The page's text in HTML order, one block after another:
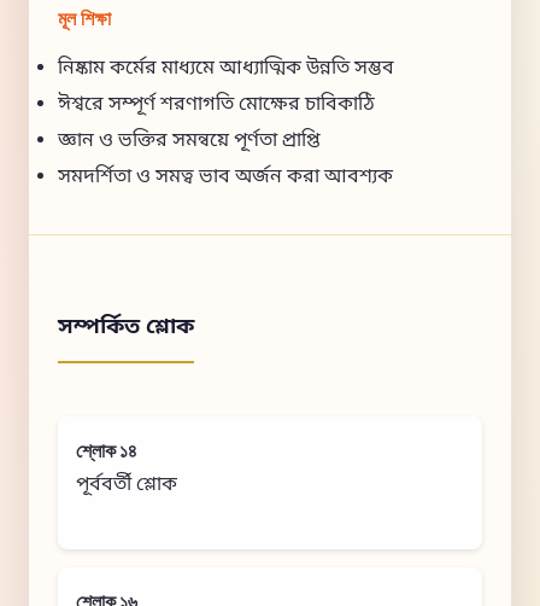
মূল শিক্ষা
নিষ্কাম কর্মের মাধ্যমে আধ্যাত্মিক উন্নতি সম্ভব
ঈশ্বরে সম্পূর্ণ শরণাগতি মোক্ষের চাবিকাঠি
জ্ঞান ও ভক্তির সমন্বয়ে পূর্ণতা প্রাপ্তি
সমদর্শিতা ও সমত্ব ভাব অর্জন করা আবশ্যক
সম্পর্কিত শ্লোক
শ্লোক ১৪
পূর্ববর্তী শ্লোক
শ্লোক ১৬